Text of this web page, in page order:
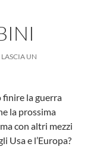
LASCIA UN
finire la guerra
la prossima
con altri mezzi
Usa e l’Europa?